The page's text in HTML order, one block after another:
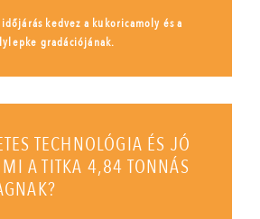
kedvez a kukoricamoly és a
gradációjának.
TECHNOLÓGIA ÉS JÓ
A TITKA 4,84 TONNÁS